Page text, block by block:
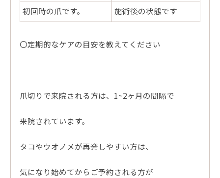
初回時の爪です。 施術後の状態です
〇定期的なケアの目安を教えてください
爪切りで来院される方は、1~2ヶ月の間隔で
来院されています。
タコやウオノメが再発しやすい方は、
気になり始めてからご予約される方が